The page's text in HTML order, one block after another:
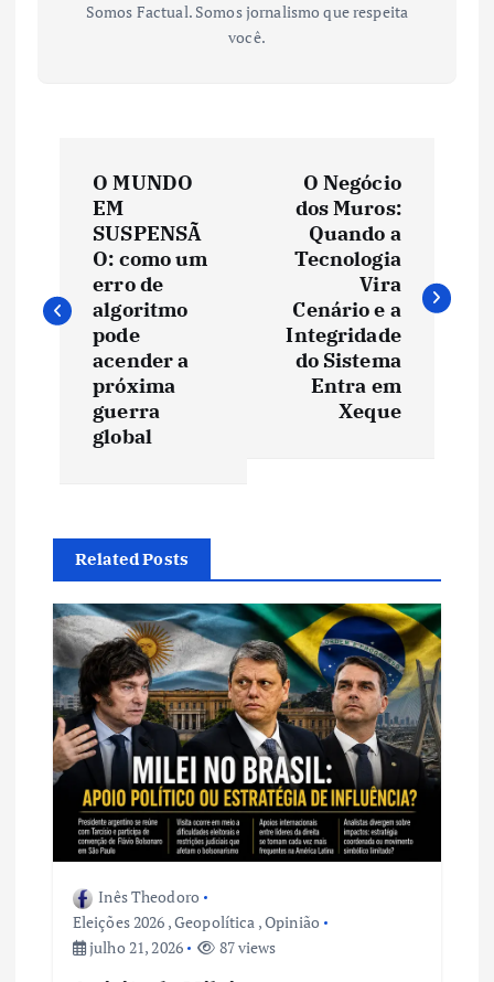
Somos Factual. Somos jornalismo que respeita
você.
e
ã
o
d
e
P
s
O MUNDO
EM
SUSPENSÃ
O: como um
erro de
algoritmo
pode
acender a
próxima
guerra
global
O Negócio
dos Muros:
Quando a
Tecnologia
Vira
Cenário e a
Integridade
do Sistema
Entra em
Xeque
Related Posts
Inês Theodoro
Eleições 2026 ,Geopolítica ,Opinião
julho 21, 2026
87 views